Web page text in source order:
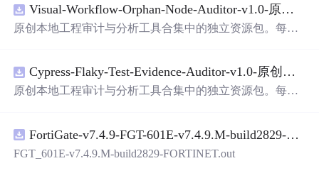
是一个非常方便和实用的工具，你一定会喜欢它的！ Visual-Workflow-Orphan-Node-Auditor-v1.0-原创源码与文档.zip
原创本地工程审计与分析工具合集中的独立资源包。每个
README、运行说明、功能清单、MIT License及原创与授
权声明。解压后进入project目录，执行npm test验证算法，
目源码、Logo、官方截图、论文、生产日志或其他受限素
材。适合前端开发、AI应用工程、测试审计和课程实践。
Cypress-Flaky-Test-Evidence-Auditor-v1.0-原创源码与文档.zip
原创本地工程审计与分析工具合集中的独立资源包。每个
README、运行说明、功能清单、MIT License及原创与授
权声明。解压后进入project目录，执行npm test验证算法，
FortiGate-v7.4.9-FGT-601E-v7.4.9.M-build2829-FORTINET.out
FGT_601E-v7.4.9.M-build2829-FORTINET.out